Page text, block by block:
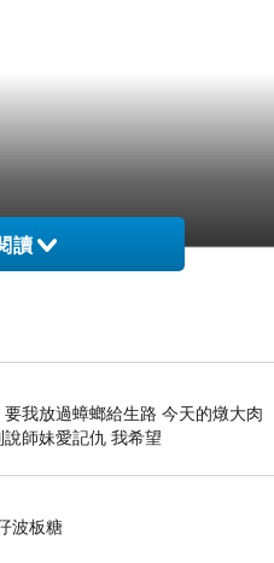
讀
我放過蟑螂給生路 今天的燉大肉
師妹愛記仇 我希望
波板糖